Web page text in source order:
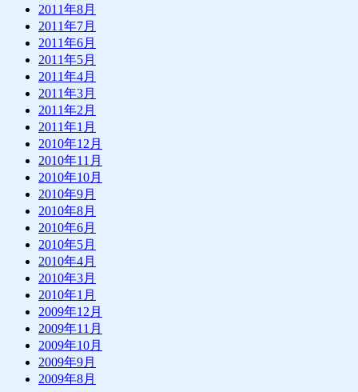
2011年8月
2011年7月
2011年6月
2011年5月
2011年4月
2011年3月
2011年2月
2011年1月
2010年12月
2010年11月
2010年10月
2010年9月
2010年8月
2010年6月
2010年5月
2010年4月
2010年3月
2010年1月
2009年12月
2009年11月
2009年10月
2009年9月
2009年8月